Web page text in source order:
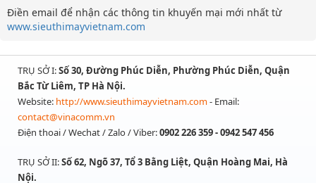
Điền email để nhận các thông tin khuyến mại mới nhất từ
www.sieuthimayvietnam.com
TRỤ SỞ I:Số 30, Đường Phúc Diễn, Phường Phúc Diễn, Quận
Bắc Từ Liêm, TP Hà Nội.
Website: http://www.sieuthimayvietnam.com- Email:
contact@vinacomm.vn
Điện thoai / Wechat / Zalo / Viber:0902 226 359 - 0942 547 456
TRỤ SỞ II:Số 62, Ngõ 37, Tổ 3 Bằng Liệt, Quận Hoàng Mai, Hà
Nội.